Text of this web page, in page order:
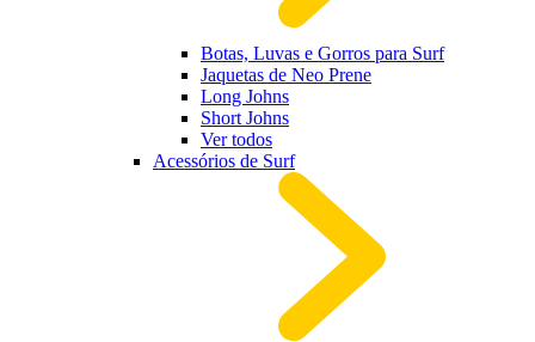
Botas, Luvas e Gorros para Surf
Jaquetas de Neo Prene
Long Johns
Short Johns
Ver todos
Acessórios de Surf